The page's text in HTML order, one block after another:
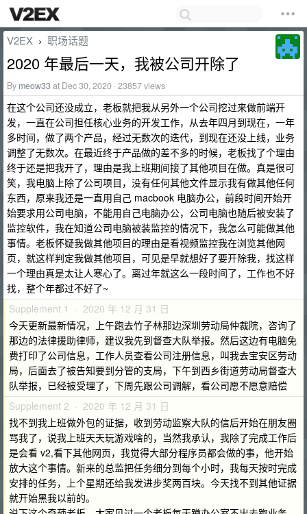
V2EX › 职场话题
2020 年最后一天，我被公司开除了
By meow33at Dec 30, 2020 · 23857 views
在这个公司还没成立，老板就把我从另外一个公司挖过来做前端开
发，一直在公司担任核心业务的开发工作，从去年四月到现在，一年
多时间，做了两个产品，经过无数次的迭代，到现在还没上线，业务
调整了无数次。在最近终于产品做的差不多的时候，老板找了个理由
终于还是把我开了，理由是我上班期间接了其他项目在做。真是很可
笑，我电脑上除了公司项目，没有任何其他文件显示我有做其他任何
东西，原来我还是一直用自己 macbook 电脑办公，前段时间开始开
始要求用公司电脑，不能用自己电脑办公，公司电脑也随后被安装了
监控软件，我在知道公司电脑被装监控的情况下，我怎么可能做其他
事情。老板怀疑我做其他项目的理由是看视频监控我在浏览其他网
页，就这样判定我做其他项目，可见是早就想好了要开除我，找这样
一个理由真是太让人寒心了。离过年就这么一段时间了，工作也不好
找，整个年都过不好了~
Supplement 1 · 2020 年 12 月 31 日
今天更新最新情况，上午跑去竹子林那边深圳劳动局仲裁院，咨询了
那边的法律援助律师，建议我先到督查大队举报。然后这边有电脑免
费打印了公司信息，工作人员查看公司注册信息，叫我去宝安区劳动
局，后面去了被告知要到分管的支局，下午到西乡街道劳动局督查大
队举报，已经被受理了，下周先跟公司调解，看公司愿不愿意赔偿
Supplement 2 · 2020 年 12 月 31 日
找不到我上班做外包的证据，收到劳动监察大队的信后开始在朋友圈
骂我了，说我上班天天玩游戏啥的，当然我承认，我除了完成工作后
是会看 v2,看下其他网页，我觉得大部分程序员都会做的事，他开始
放大这个事情。新来的总监把任务细分到每个小时，我每天按时完成
安排的任务，上个星期还给我发进步奖两百块。今天找不到其他证据
就开始黑我以前的。